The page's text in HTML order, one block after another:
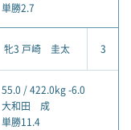
単勝2.7
牝3 戸崎 圭太 3
55.0 / 422.0kg -6.0
大和田 成
単勝11.4